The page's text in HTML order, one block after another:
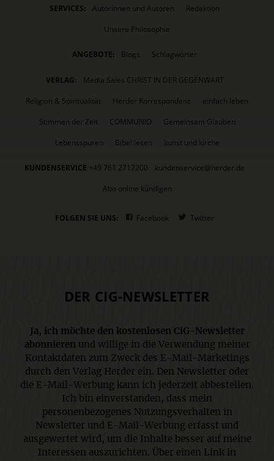
SERVICES: Autorinnen und Autoren
Redaktion
Unsere Philosophie
ANGEBOTE: Blogs Schlagwörter
VERLAG:
Media Sales CHRIST IN DER GEGENWART
Religion & Spiritualität
Herder Korrespondenz
einfach leben
Stimmen der Zeit
COMMUNIO
Gemeinsam Glauben
Lebensspuren
Bibel lesen kunst und kirche
KUNDENSERVICE +49 761 2717200
kundenservice@herder.de
Abo online kündigen
FOLGEN SIE UNS: Facebook Twitter
DER CIG-NEWSLETTER
Ja, ich möchte den kostenlosen CiG-Newsletter
abonnierenund willige in die Verwendung meiner
Kontaktdaten zum Zweck des E-Mail-Marketings
durch den Verlag Herder ein. Den Newsletter oder
die E-Mail-Werbung kann ich jederzeit abbestellen.
Ich bin einverstanden, dass mein
personenbezogenes Nutzungsverhalten in
Newsletter und E-Mail-Werbung erfasst und
ausgewertet wird, um die Inhalte besser auf meine
Interessen auszurichten. Über einen Link in